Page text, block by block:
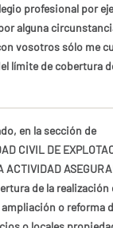
profesional por
alguna
vosotros sólo me
límite de cobertura
en la sección de
CIVIL DE
ACTIVIDAD
de la realización
o reforma